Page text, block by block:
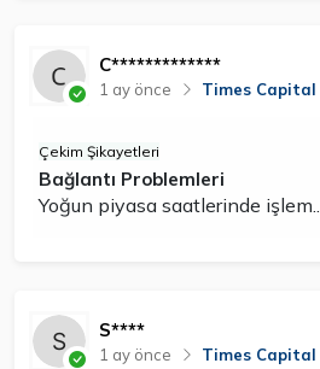
C*************
1 ay önce Times Capital
Çekim Şikayetleri
Bağlantı Problemleri
Yoğun piyasa saatlerinde işlem..
S****
1 ay önce Times Capital